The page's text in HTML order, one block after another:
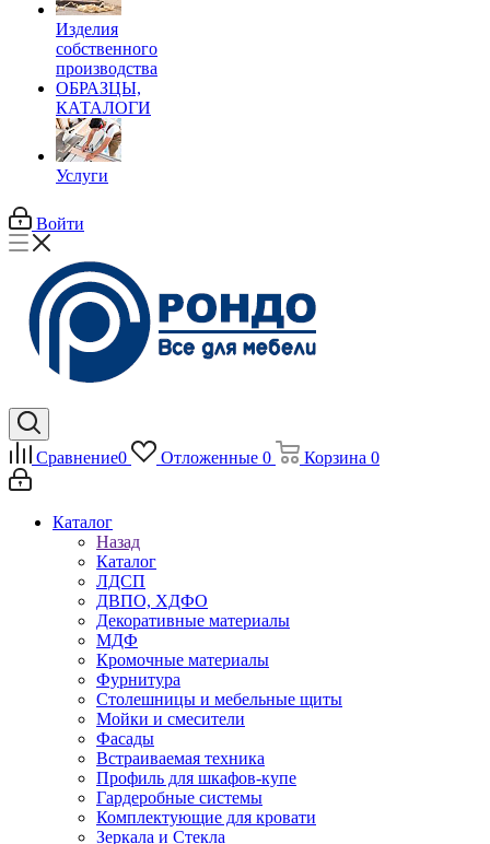
Изделия
собственного
производства
ОБРАЗЦЫ,
КАТАЛОГИ
Услуги
Войти
Сравнение0 Отложенные 0 Корзина 0
Каталог
Назад
Каталог
ЛДСП
ДВПО, ХДФО
Декоративные материалы
МДФ
Кромочные материалы
Фурнитура
Столешницы и мебельные щиты
Мойки и смесители
Фасады
Встраиваемая техника
Профиль для шкафов-купе
Гардеробные системы
Комплектующие для кровати
Зеркала и Стекла